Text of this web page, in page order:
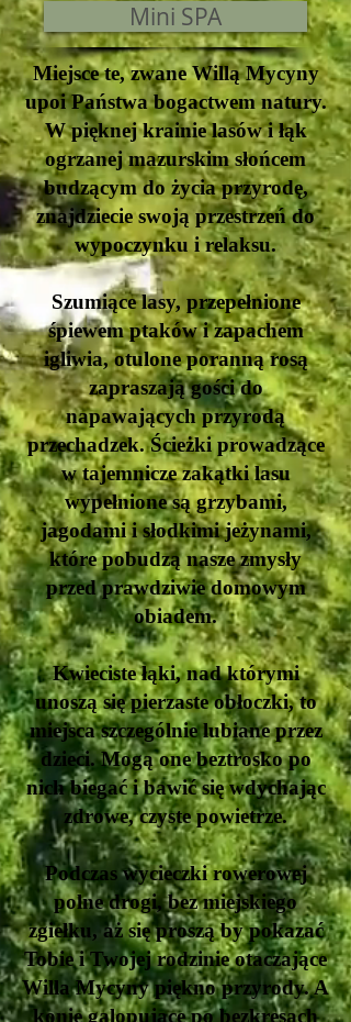
Mini SPA
Miejsce te, zwane Willą Mycyny
upoi Państwa bogactwem natury.
W pięknej krainie lasów i łąk
ogrzanej mazurskim słońcem
budzącym do życia przyrodę,
znajdziecie swoją przestrzeń do
wypoczynku i relaksu.
Szumiące lasy, przepełnione
śpiewem ptaków i zapachem
igliwia, otulone poranną rosą
zapraszają gości do
napawających przyrodą
przechadzek. Ścieżki prowadzące
w tajemnicze zakątki lasu
wypełnione są grzybami,
jagodami i słodkimi jeżynami,
które pobudzą nasze zmysły
przed prawdziwie domowym
obiadem.
Kwieciste łąki, nad którymi
unoszą się pierzaste obłoczki, to
miejsca szczególnie lubiane przez
dzieci. Mogą one beztrosko po
nich biegać i bawić się wdychając
zdrowe, czyste powietrze.
Podczas wycieczki rowerowej
polne drogi, bez miejskiego
zgiełku, aż się proszą by pokazać
Tobie i Twojej rodzinie otaczające
Willa Mycyny piękno przyrody. A
konie galopujące po bezkresach